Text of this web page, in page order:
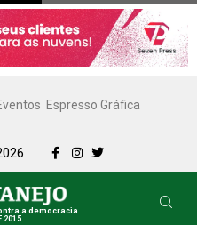
Espresso Gráfica
a democracia.
2015